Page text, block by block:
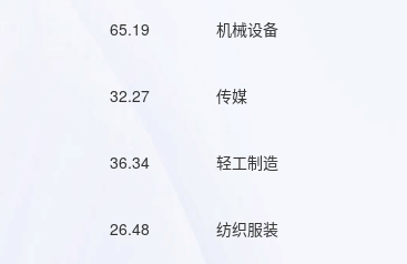
65.19 机械设备
32.27 传媒
36.34 轻工制造
26.48 纺织服装